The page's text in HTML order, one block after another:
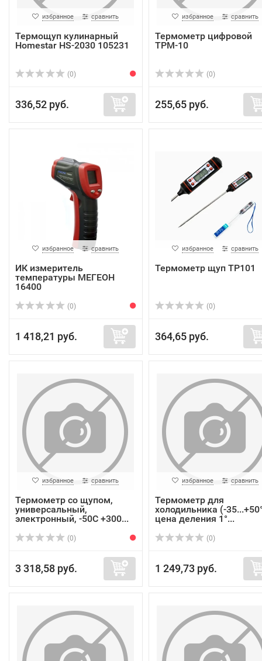
избранное сравнить
Термощуп кулинарный
Homestar HS-2030 105231
(0)
336,52 руб.
избранное сравнить
Термометр цифровой
TPM-10
(0)
255,65 руб.
избранное сравнить
ИК измеритель
температуры МЕГЕОН
16400
(0)
1 418,21 руб.
избранное сравнить
Термометр щуп TP101
(0)
364,65 руб.
избранное сравнить
Термометр со щупом,
универсальный,
электронный, -50С +300...
(0)
3 318,58 руб.
избранное сравнить
Термометр для
холодильника (-
цена деления 1°...
(0)
1 249,73 руб.